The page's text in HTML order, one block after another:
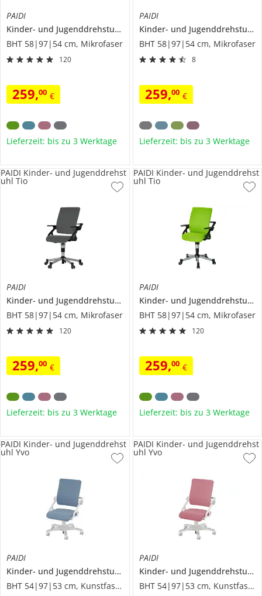
PAIDI
Kinder- und Jugenddrehstuhl
BHT 58|97|54 cm, Mikrofaser
120
259,00 €
Lieferzeit: bis zu 3 Werktage
PAIDI
Kinder- und Jugenddrehstuhl
BHT 58|97|54 cm, Mikrofaser
8
259,00 €
Lieferzeit: bis zu 3 Werktage
PAIDI
Kinder- und Jugenddrehstuhl
BHT 58|97|54 cm, Mikrofaser
120
259,00 €
PAIDI Kinder- und Jugenddrehst
uhl Tio
Lieferzeit: bis zu 3 Werktage
PAIDI
Kinder- und Jugenddrehstuhl
BHT 58|97|54 cm, Mikrofaser
120
259,00 €
PAIDI Kinder- und Jugenddrehst
uhl Tio
Lieferzeit: bis zu 3 Werktage
PAIDI
Kinder- und Jugenddrehstuhl
BHT 54|97|53 cm, Kunstfaser
PAIDI Kinder- und Jugenddrehst
uhl Yvo
PAIDI
Kinder- und Jugenddrehstuhl
BHT 54|97|53 cm, Kunstfaser
PAIDI Kinder- und Jugenddrehst
uhl Yvo